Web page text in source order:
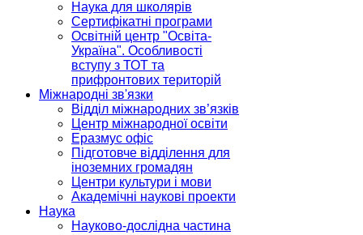
Наука для школярів
Сертифікатні програми
Освітній центр "Освіта-
Україна". Особливості
вступу з ТОТ та
прифронтових територій
Міжнародні зв'язки
Відділ міжнародних зв’язків
Центр міжнародної освіти
Еразмус офіс
Підготовче відділення для
іноземних громадян
Центри культури і мови
Академічні наукові проекти
Наука
Науково-дослідна частина